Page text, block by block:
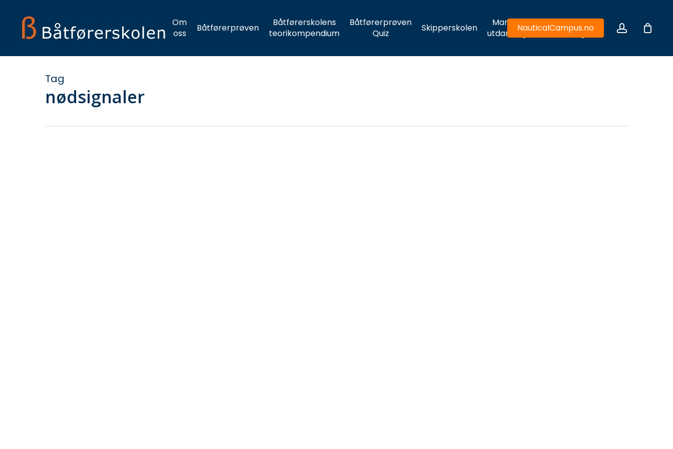
content
Om
oss
Båtførerprøven
Båtførerskolens
teorikompendium
Båtførerprøven
Quiz
Skipperskolen
Maritim
utdanning
Hydrodynamiske
utfordringer
NauticalCampus.no account
Tag
nødsignaler